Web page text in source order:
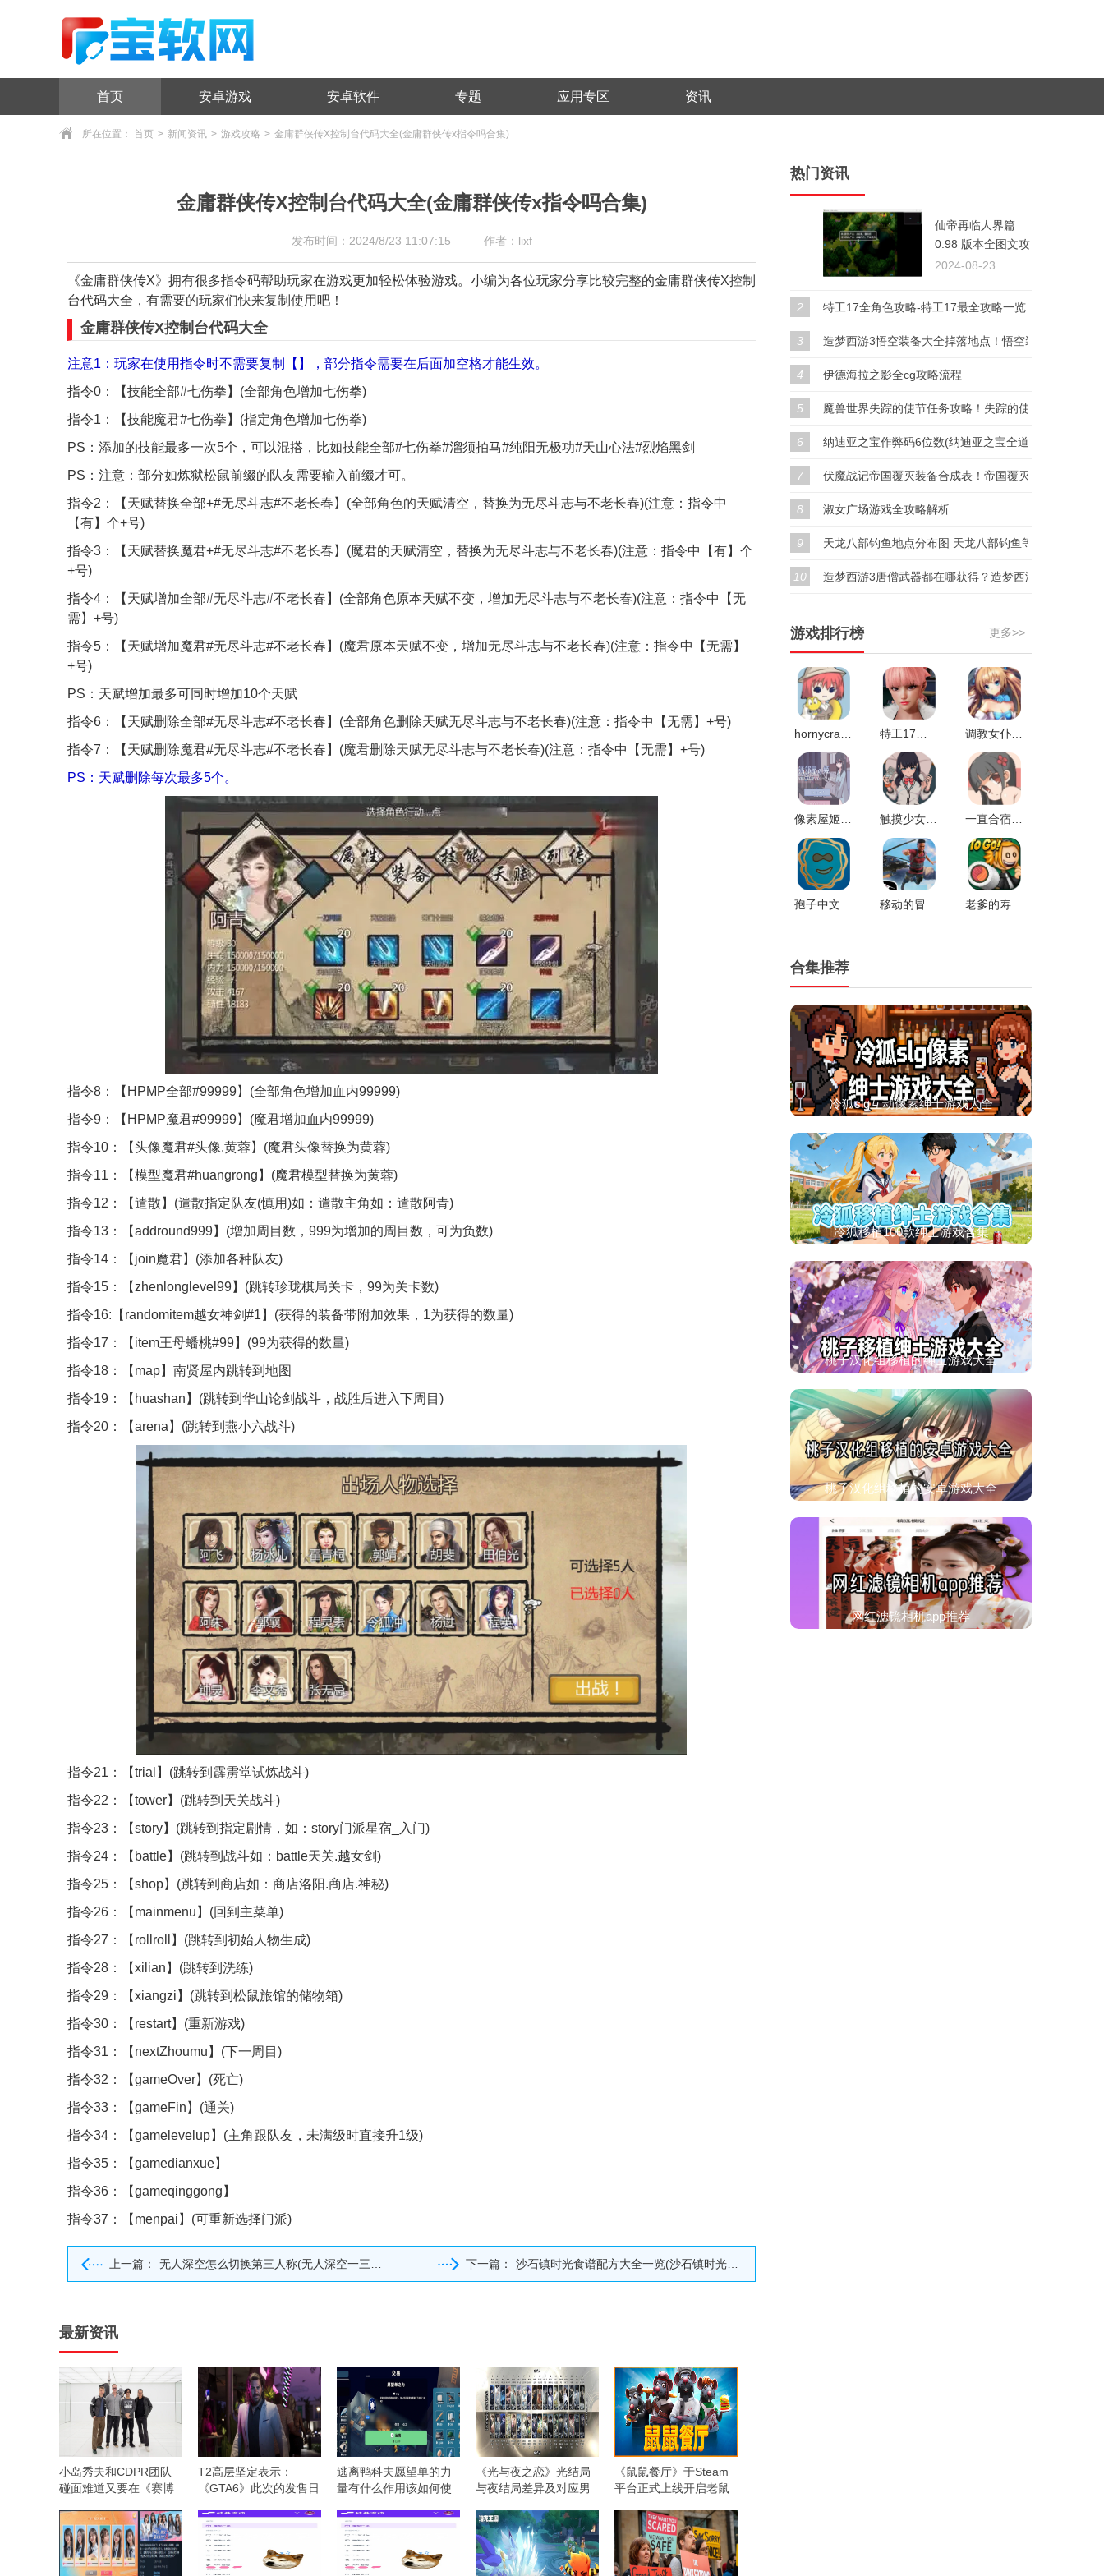
首页 安卓游戏 安卓软件 专题 应用专区 资讯
所在位置： 首页 > 新闻资讯 > 游戏攻略 > 金庸群侠传X控制台代码大全(金庸群侠传x指令吗合集)
金庸群侠传X控制台代码大全(金庸群侠传x指令吗合集)
发布时间：2024/8/23 11:07:15 作者：lixf
《金庸群侠传X》拥有很多指令码帮助玩家在游戏更加轻松体验游戏。小编为各位玩家分享比较完整的金庸群侠传X控制
台代码大全，有需要的玩家们快来复制使用吧！
金庸群侠传X控制台代码大全
注意1：玩家在使用指令时不需要复制【】，部分指令需要在后面加空格才能生效。
指令0：【技能全部#七伤拳】(全部角色增加七伤拳)
指令1：【技能魔君#七伤拳】(指定角色增加七伤拳)
PS：添加的技能最多一次5个，可以混搭，比如技能全部#七伤拳#溜须拍马#纯阳无极功#天山心法#烈焰黑剑
PS：注意：部分如炼狱松鼠前缀的队友需要输入前缀才可。
指令2：【天赋替换全部+#无尽斗志#不老长春】(全部角色的天赋清空，替换为无尽斗志与不老长春)(注意：指令中
【有】个+号)
指令3：【天赋替换魔君+#无尽斗志#不老长春】(魔君的天赋清空，替换为无尽斗志与不老长春)(注意：指令中【有】个
+号)
指令4：【天赋增加全部#无尽斗志#不老长春】(全部角色原本天赋不变，增加无尽斗志与不老长春)(注意：指令中【无
需】+号)
指令5：【天赋增加魔君#无尽斗志#不老长春】(魔君原本天赋不变，增加无尽斗志与不老长春)(注意：指令中【无需】
+号)
PS：天赋增加最多可同时增加10个天赋
指令6：【天赋删除全部#无尽斗志#不老长春】(全部角色删除天赋无尽斗志与不老长春)(注意：指令中【无需】+号)
指令7：【天赋删除魔君#无尽斗志#不老长春】(魔君删除天赋无尽斗志与不老长春)(注意：指令中【无需】+号)
PS：天赋删除每次最多5个。
指令8：【HPMP全部#99999】(全部角色增加血内99999)
指令9：【HPMP魔君#99999】(魔君增加血内99999)
指令10：【头像魔君#头像.黄蓉】(魔君头像替换为黄蓉)
指令11：【模型魔君#huangrong】(魔君模型替换为黄蓉)
指令12：【遣散】(遣散指定队友(慎用)如：遣散主角如：遣散阿青)
指令13：【addround999】(增加周目数，999为增加的周目数，可为负数)
指令14：【join魔君】(添加各种队友)
指令15：【zhenlonglevel99】(跳转珍珑棋局关卡，99为关卡数)
指令16:【randomitem越女神剑#1】(获得的装备带附加效果，1为获得的数量)
指令17：【item王母蟠桃#99】(99为获得的数量)
指令18：【map】南贤屋内跳转到地图
指令19：【huashan】(跳转到华山论剑战斗，战胜后进入下周目)
指令20：【arena】(跳转到燕小六战斗)
指令21：【trial】(跳转到霹雳堂试炼战斗)
指令22：【tower】(跳转到天关战斗)
指令23：【story】(跳转到指定剧情，如：story门派星宿_入门)
指令24：【battle】(跳转到战斗如：battle天关.越女剑)
指令25：【shop】(跳转到商店如：商店洛阳.商店.神秘)
指令26：【mainmenu】(回到主菜单)
指令27：【rollroll】(跳转到初始人物生成)
指令28：【xilian】(跳转到洗练)
指令29：【xiangzi】(跳转到松鼠旅馆的储物箱)
指令30：【restart】(重新游戏)
指令31：【nextZhoumu】(下一周目)
指令32：【gameOver】(死亡)
指令33：【gameFin】(通关)
指令34：【gamelevelup】(主角跟队友，未满级时直接升1级)
指令35：【gamedianxue】
指令36：【gameqinggong】
指令37：【menpai】(可重新选择门派)
上一篇： 无人深空怎么切换第三人称(无人深空一三人称视角切换) 下一篇： 沙石镇时光食谱配方大全一览(沙石镇时光食谱配方攻略)
最新资讯
小岛秀夫和CDPR团队
碰面难道又要在《赛博
T2高层坚定表示：
《GTA6》此次的发售日
逃离鸭科夫愿望单的力
量有什么作用该如何使
《光与夜之恋》光结局
与夜结局差异及对应男
《鼠鼠餐厅》于Steam
平台正式上线开启老鼠
热门资讯
仙帝再临人界篇
0.98 版本全图文攻
略指南
2024-08-23
2 特工17全角色攻略-特工17最全攻略一览
3 造梦西游3悟空装备大全掉落地点！悟空装备搭配推荐
4 伊德海拉之影全cg攻略流程
5 魔兽世界失踪的使节任务攻略！失踪的使节任务奖励！
6 纳迪亚之宝作弊码6位数(纳迪亚之宝全道具代码汇总)
7 伏魔战记帝国覆灭装备合成表！帝国覆灭隐藏装备合成
8 淑女广场游戏全攻略解析
9 天龙八部钓鱼地点分布图 天龙八部钓鱼等级分布位置
10 造梦西游3唐僧武器都在哪获得？造梦西游3唐僧武器排
游戏排行榜 更多>>
合集推荐
冷狐slg互动像素绅士游戏大全
冷狐移植100款绅士游戏合集
桃子汉化组移植的绅士游戏大全
桃子汉化组移植的安卓游戏大全
网红滤镜相机app推荐